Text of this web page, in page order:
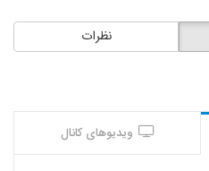
نظرات
ویدیوهای کانال